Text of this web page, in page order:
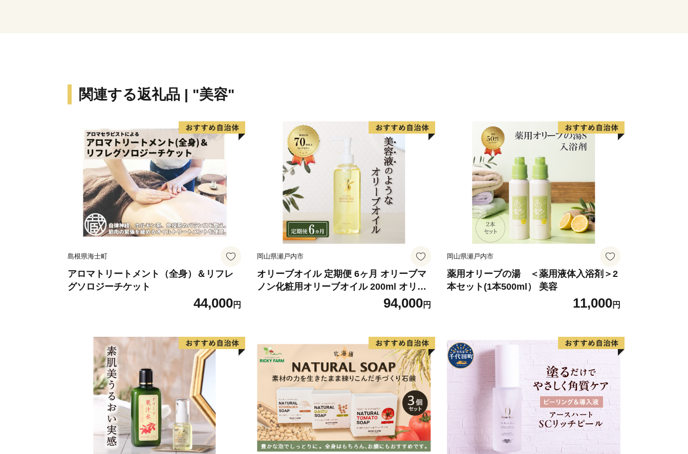
関連する返礼品 | "美容"
島根県海士町
アロマトリートメント（全身）＆リフレ
グソロジーチケット
44,000円
岡山県瀬戸内市
オリーブオイル 定期便 6ヶ月 オリーブマ
ノン化粧用オリーブオイル 200ml オリー
ブ オイル 美容 スキンケア 化粧用 油 オリ
94,000円
岡山県瀬戸内市
薬用オリーブの湯 ＜薬用液体入浴剤＞2
本セット(1本500ml） 美容
11,000円